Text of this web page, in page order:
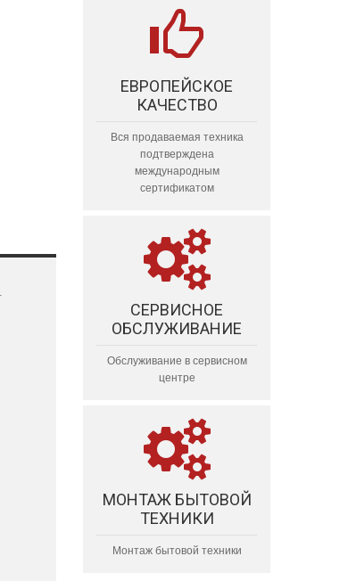
ЕВРОПЕЙСКОЕ
КАЧЕСТВО
Вся продаваемая техника
подтверждена
международным
сертификатом
СЕРВИСНОЕ
ОБСЛУЖИВАНИЕ
Обслуживание в сервисном
центре
МОНТАЖ БЫТОВОЙ
ТЕХНИКИ
Монтаж бытовой техники